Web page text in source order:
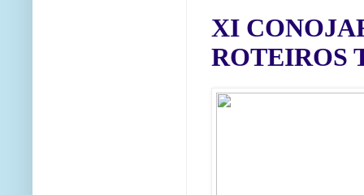
XI
ROTEIROS